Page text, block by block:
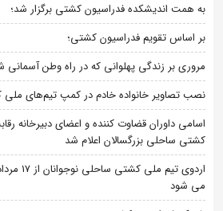
به همت اندیشکده فدراسیون کشتی برگزار شد؛
بر اساس تقویم فدراسیون کشتی؛
مروری بر زندگی پهلوانی که در راه وطن آسمانی
نصب تصاویر خانواده خادم در کمپ تیم‌های
اسامی داوران قضاوت کننده و اعضای دبیرخانه
کشتی ساحلی بزرگسالان اعلام شد
اردوی
می شود